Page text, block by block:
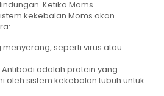
Ketika Moms
kekebalan Moms akan
seperti virus atau
adalah protein yang
oleh sistem kekebalan tubuh untuk